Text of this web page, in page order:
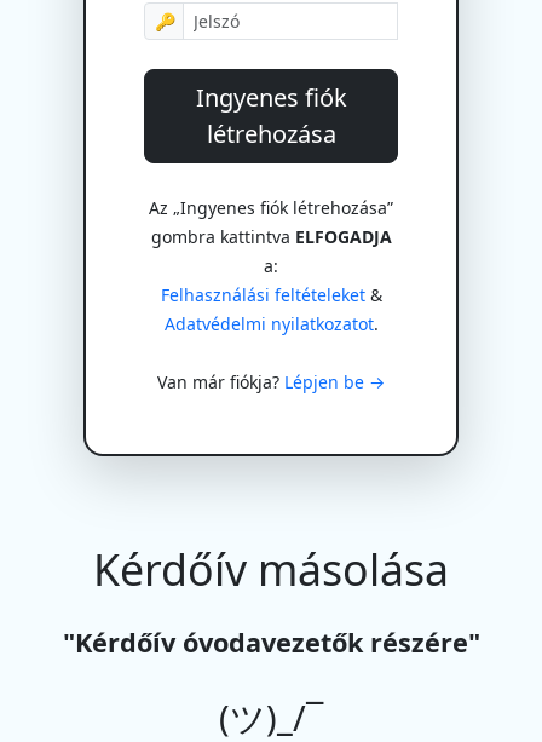
🔑
Ingyenes fiók
létrehozása
Az „Ingyenes fiók létrehozása”
gombra kattintva ELFOGADJA
a:
Felhasználási feltételeket&
Adatvédelmi nyilatkozatot.
Van már fiókja? Lépjen be →
Kérdőív másolása
"Kérdőív óvodavezetők részére"
(ツ)_/¯